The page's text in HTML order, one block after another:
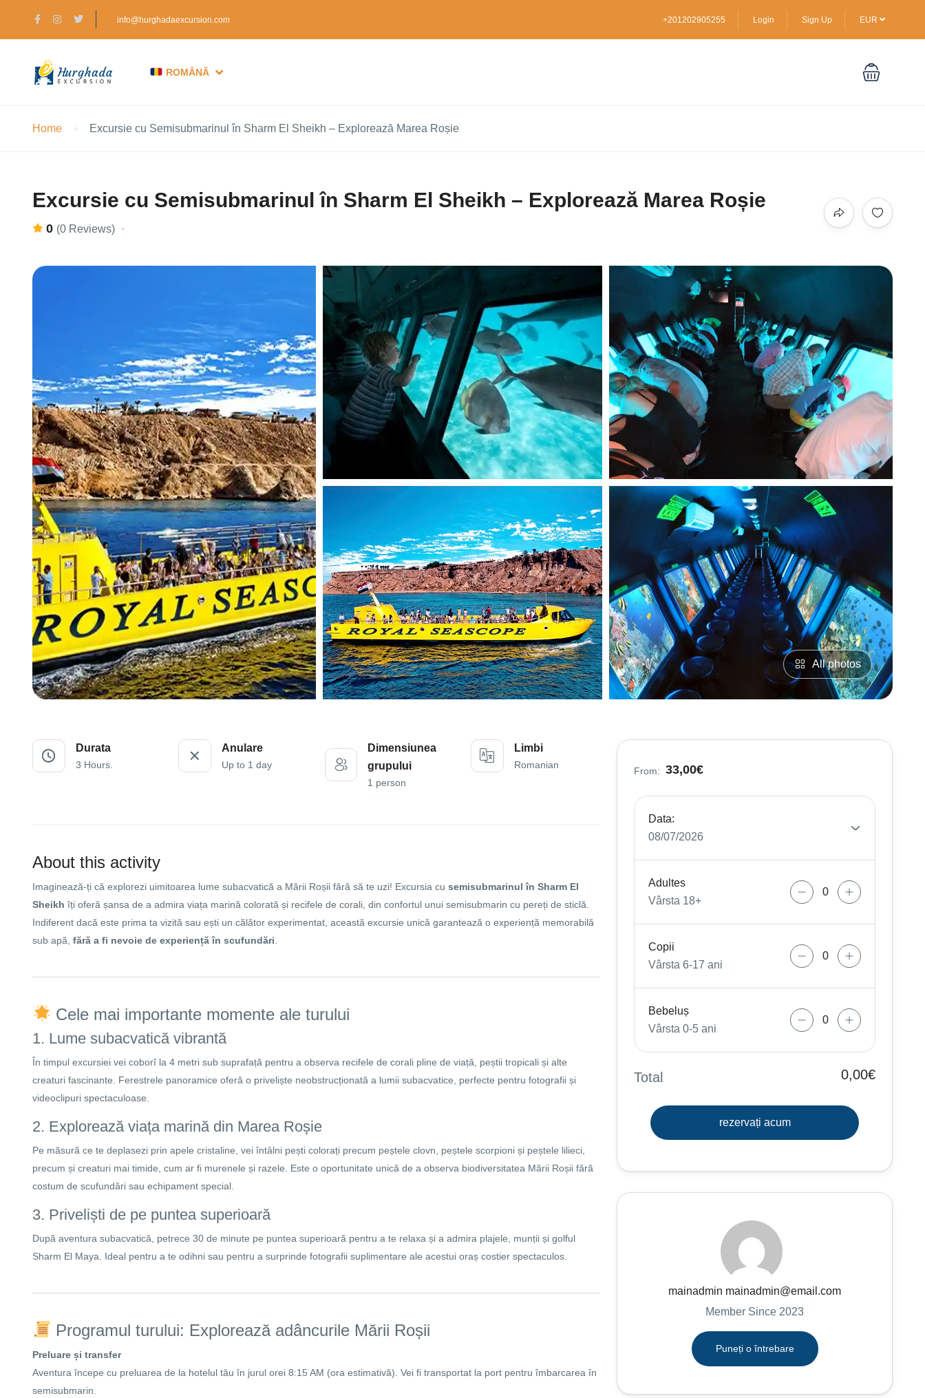
info@hurghadaexcursion.com +201202905255 Login Sign Up EUR
ROMÂNĂ
Home Excursie cu Semisubmarinul în Sharm El Sheikh – Explorează Marea Roșie
Excursie cu Semisubmarinul în Sharm El Sheikh – Explorează Marea Roșie
0 (0 Reviews)
All photos
Durata
3 Hours.
Anulare
Up to 1 day
Dimensiunea
grupului
1 person
Limbi
Romanian
About this activity
Imaginează-ți că explorezi uimitoarea lume subacvatică a Mării Roșii fără să te uzi! Excursia cu semisubmarinul în Sharm El
Sheikh îți oferă șansa de a admira viața marină colorată și recifele de corali, din confortul unui semisubmarin cu pereți de sticlă.
Indiferent dacă este prima ta vizită sau ești un călător experimentat, această excursie unică garantează o experiență memorabilă
sub apă, fără a fi nevoie de experiență în scufundări
Cele mai importante momente ale turului
1. Lume subacvatică vibrantă
În timpul excursiei vei coborî la 4 metri sub suprafață pentru a observa recifele de corali pline de viață, peștii tropicali și alte
creaturi fascinante. Ferestrele panoramice oferă o priveliște neobstrucționată a lumii subacvatice, perfecte pentru fotografii și
videoclipuri spectaculoase.
2. Explorează viața marină din Marea Roșie
Pe măsură ce te deplasezi prin apele cristaline, vei întâlni pești colorați precum peștele clovn, peștele scorpioni și peștele lilieci,
precum și creaturi mai timide, cum ar fi murenele și razele. Este o oportunitate unică de a observa biodiversitatea Mării Roșii fără
costum de scufundări sau echipament special.
3. Priveliști de pe puntea superioară
După aventura subacvatică, petrece 30 de minute pe puntea superioară pentru a te relaxa și a admira plajele, munții și golful
Sharm El Maya. Ideal pentru a te odihni sau pentru a surprinde fotografii suplimentare ale acestui oraș costier spectaculos.
Programul turului: Explorează adâncurile Mării Roșii
Preluare și transfer
Aventura începe cu preluarea de la hotelul tău în jurul orei 8:15 AM (ora estimativă). Vei fi transportat la port pentru îmbarcarea în
semisubmarin.
From: 33,00€
Data:
08/07/2026
Adultes
Vârsta 18+
Copii
Vârsta 6-17 ani
Bebeluș
Vârsta 0-5 ani
Total 0,00€
rezervați acum
mainadmin mainadmin@email.com
Member Since 2023
Puneți o întrebare